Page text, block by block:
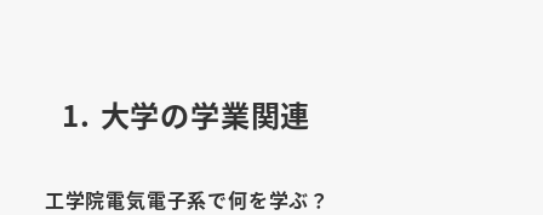
1. 大学の学業関連
工学院電気電子系で何を学ぶ？